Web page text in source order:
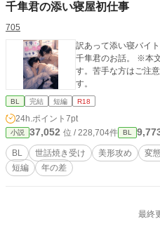
千隼君の添い寝屋初仕事
705
訳あって添い寝バイ
千隼君のお話。 ※本文中に♡（ハート記号）を使用していま
す。苦手な方はご注意ください。 別サ
す。
BL 完結 短編 R18
24h.ポイント 7pt
小説 37,052 位 / 228,704件 BL
BL 世話焼き受け 美形攻め 変
短編
年の差
最終